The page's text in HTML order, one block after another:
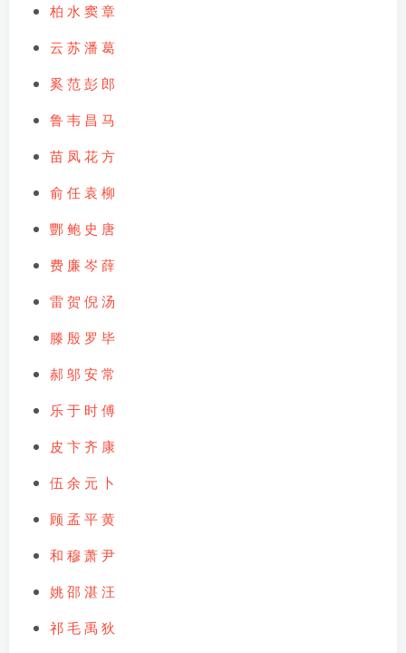
柏 水 窦章
云 苏潘 葛
奚范彭 郎
鲁韦 昌 马
苗 凤花方
俞 任 袁 柳
酆鲍 史 唐
费 廉岑 薛
雷贺 倪汤
滕 殷 罗 毕
郝邬 安 常
乐于 时傅
皮 卞齐 康
伍 余 元 卜
顾 孟 平黄
和 穆萧尹
姚邵 湛汪
祁毛禹 狄